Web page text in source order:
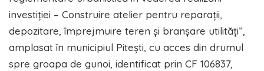
investiției – Construire atelier pentru reparații,
depozitare, împrejmuire teren și branșare utilități”,
amplasat în municipiul Pitești, cu acces din drumul
spre groapa de gunoi, identificat prin CF 106837,